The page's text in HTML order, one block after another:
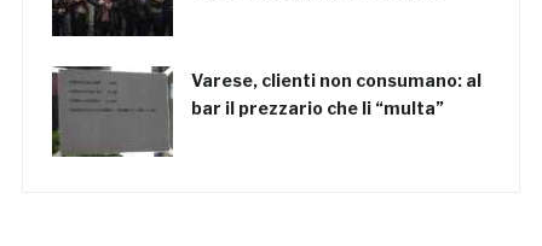
Varese, clienti non consumano: al
bar il prezzario che li “multa”